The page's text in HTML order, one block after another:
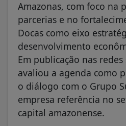
Amazonas, com foco na
parcerias e no
Docas como eixo
desenvolvimento
Em publicação nas
avaliou a agenda como
o diálogo com o Grupo
empresa referência no
capital amazonense.